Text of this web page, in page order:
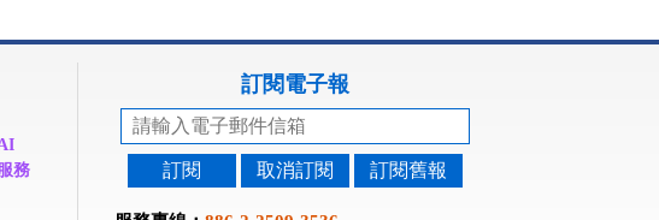
務
訂閱電子報
訂閱 取消訂閱 訂閱舊報